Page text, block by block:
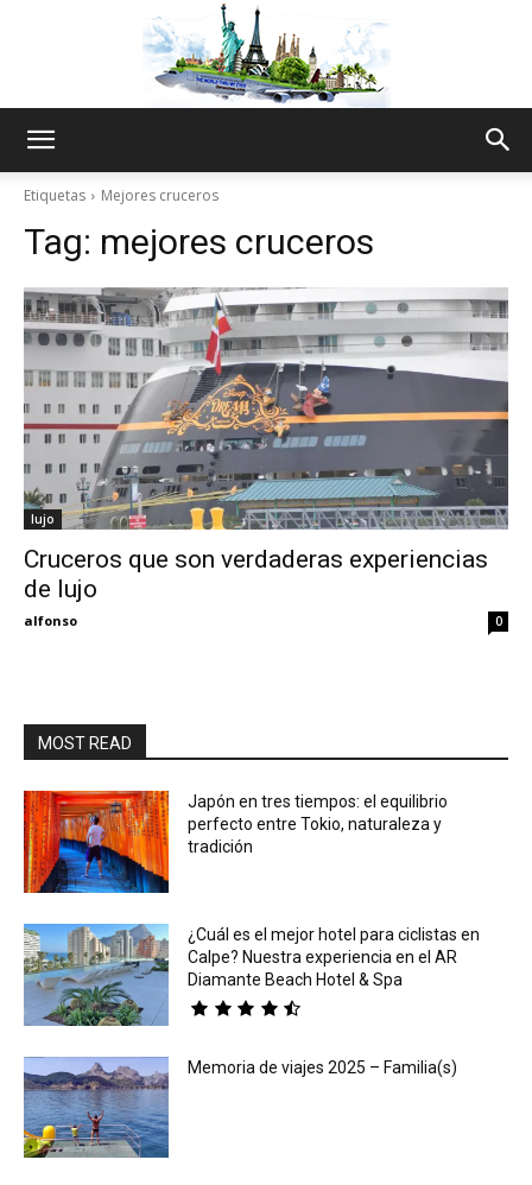
Thru
My
Etiquetas Mejores cruceros
Tag: mejores cruceros
lujo
Cruceros que son verdaderas experiencias
de lujo
alfonso 0
MOST READ
Japón en tres tiempos: el equilibrio
perfecto entre Tokio, naturaleza y
tradición
¿Cuál es el mejor hotel para ciclistas en
Calpe? Nuestra experiencia en el AR
Diamante Beach Hotel & Spa
Memoria de viajes 2025 – Familia(s)